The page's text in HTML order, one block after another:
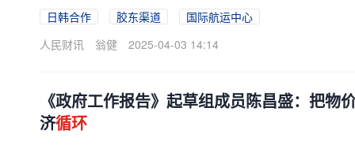
日韩合作 胶东渠道
国际航运中心
人民财讯
翁健 2025-04-03 14:14
《政府工作报告》起草组成员陈昌盛：把
济循环